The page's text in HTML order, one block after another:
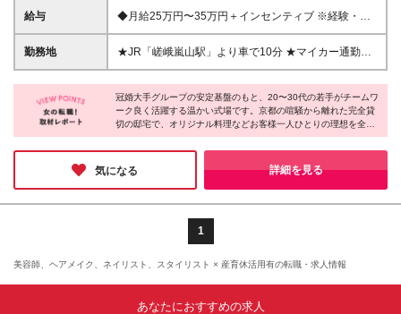
敵な方、おしゃべりや接客が好きな方歓迎！ ＼こん
クに興味がある方 ★未経験からブライダルの仕事に
挑戦したい方 ★仕事とプライベートを両立して長く
たい方♪
給与
◆月給25万円〜35万円＋インセンティブ ※経験・ス
キルを考慮し決定 ※試用期間1〜3ヶ月（基本給月給
20万円〜25万円/その他待遇に差異なし） ※残業代は
される環境です インセンティブ例 繁忙期月平均15～
20万円 閑散期月平均7～8万円
勤務地
★JR「嵯峨嵐山駅」より車で10分 ★マイカー通勤
OK（ガソリン代支給） 【アールベルアンジェチャペ
ル嵯峨野】 京都府京都市右京区嵯峨釈迦堂藤ノ木町
22-1 ※（変更の範囲）上記を除く当社関連勤務地
冠婚大手グループの安定基盤のもと、20〜30代の若手がチームワ
ーク良く活躍する温かい式場です。京都の喧騒から離れた完全貸
切の邸宅で、オリジナル料理などお客様一人ひとりの理想を全員
でカタチにする面白さがあります。未経験からでも笑顔やコミュ
ニケーション力があれば、手厚いOJTで早期にプロへ成長可能。
残業少なめの環境や平日のゆとり、頑張りが還元されるインセン
ティブなど、働きやすさも抜群です♪
気になる 詳細を見る
1
美容師、ヘアメイク、ネイリスト、スタイリスト × 産育休活用有の転職・求人情報
あなたにおすすめの求人